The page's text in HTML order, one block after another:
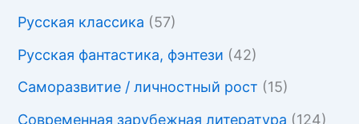
Русская классика (57)
Русская фантастика, фэнтези (42)
Саморазвитие / личностный рост (15)
Современная зарубежная литература (124)